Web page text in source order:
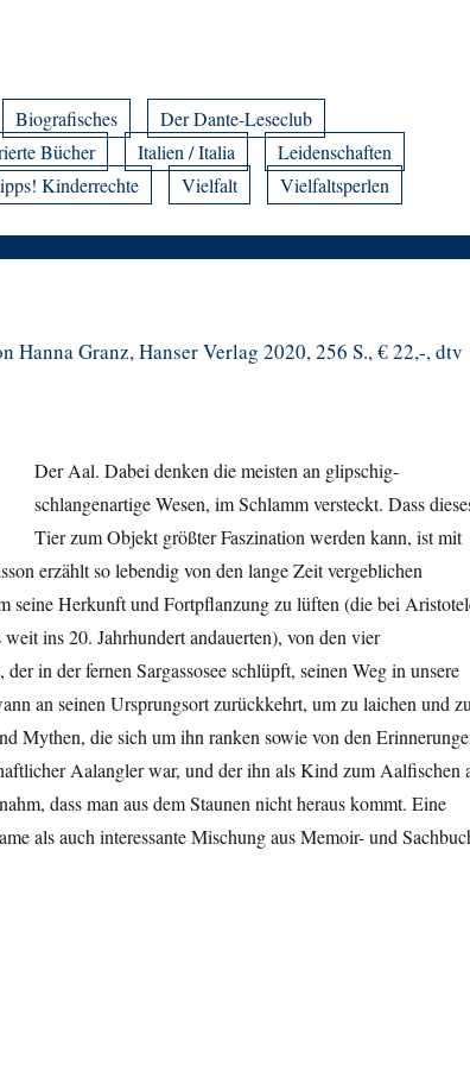
Biografisches
Der Dante-Leseclub
Bücher Italien / Italia
Leidenschaften
Kinderrechte Vielfalt
Vielfaltsperlen
Hanna Granz, Hanser Verlag 2020, 256 S., € 22,-, dtv
Der Aal. Dabei denken die meisten an glipschig-
schlangenartige Wesen, im Schlamm versteckt. Dass
Tier zum Objekt größter Faszination werden kann, ist mit
erzählt so lebendig von den lange Zeit vergeblichen
seine Herkunft und Fortpflanzung zu lüften (die bei
ins 20. Jahrhundert andauerten), von den vier
der in der fernen Sargassosee schlüpft, seinen Weg in unsere
an seinen Ursprungsort zurückkehrt, um zu laichen und
Mythen, die sich um ihn ranken sowie von den
Aalangler war, und der ihn als Kind zum Aalfischen
dass man aus dem Staunen nicht heraus kommt. Eine
als auch interessante Mischung aus Memoir- und